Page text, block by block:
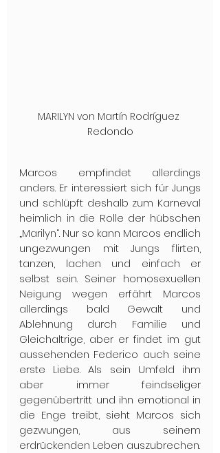
MARILYN von Martín Rodríguez
Redondo
Marcos empfindet allerdings
anders. Er interessiert sich für Jungs
und schlüpft deshalb zum Karneval
heimlich in die Rolle der hübschen
„Marilyn“. Nur so kann Marcos endlich
ungezwungen mit Jungs flirten,
tanzen, lachen und einfach er
selbst sein. Seiner homosexuellen
Neigung wegen erfährt Marcos
allerdings bald Gewalt und
Ablehnung durch Familie und
Gleichaltrige, aber er findet im gut
aussehenden Federico auch seine
erste Liebe. Als sein Umfeld ihm
aber immer feindseliger
gegenübertritt und ihn emotional in
die Enge treibt, sieht Marcos sich
gezwungen, aus seinem
erdrückenden Leben auszubrechen.